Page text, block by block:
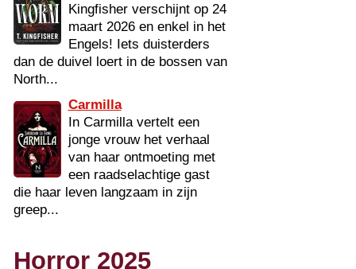
Kingfisher verschijnt op 24
maart 2026 en enkel in het
Engels! Iets duisterders
dan de duivel loert in de bossen van
North...
Carmilla
In Carmilla vertelt een
jonge vrouw het verhaal
van haar ontmoeting met
een raadselachtige gast
die haar leven langzaam in zijn
greep...
Horror 2025